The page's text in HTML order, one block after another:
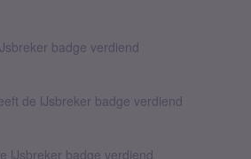
badge verdiend
de IJsbreker badge verdiend
IJsbreker badge verdiend